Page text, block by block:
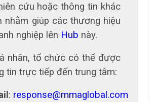
cứu hoặc thông tin khác
nhằm giúp các thương hiệu
nghiệp lên Hub này.
nhân, tổ chức có thể được
tin trực tiếp đến trung tâm:
: response@mmaglobal.com